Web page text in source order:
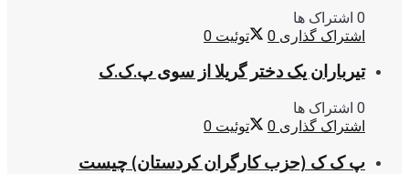
0 اشتراک ها
اشتراک گذاری 0 توئیت 0
تیرباران یک دختر گریلا از سوی پ.ک.ک
0 اشتراک ها
اشتراک گذاری 0 توئیت 0
پ ک ک (حزب کارگران کردستان) چیست